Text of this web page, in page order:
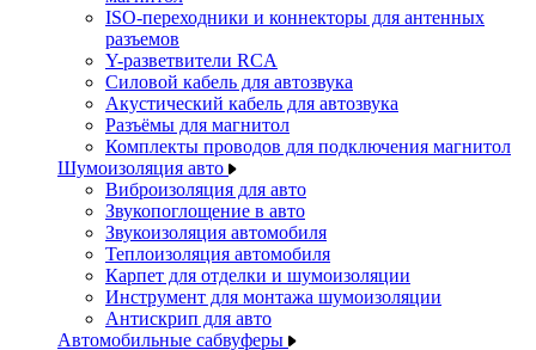
ISO-переходники и коннекторы для антенных
разъемов
Y-разветвители RCA
Силовой кабель для автозвука
Акустический кабель для автозвука
Разъёмы для магнитол
Комплекты проводов для подключения магнитол
Шумоизоляция авто
Виброизоляция для авто
Звукопоглощение в авто
Звукоизоляция автомобиля
Теплоизоляция автомобиля
Карпет для отделки и шумоизоляции
Инструмент для монтажа шумоизоляции
Антискрип для авто
Автомобильные сабвуферы